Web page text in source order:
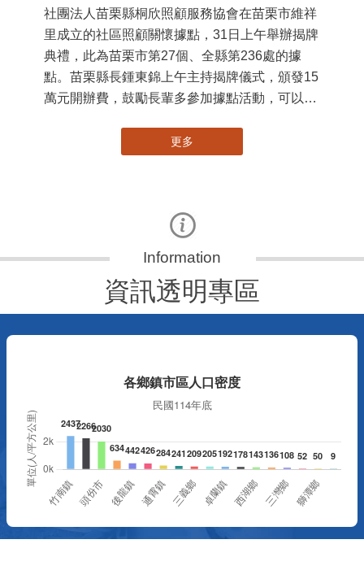
社團法人苗栗縣桐欣照顧服務協會在苗栗市維祥
里成立的社區照顧關懷據點，31日上午舉辦揭牌
典禮，此為苗栗市第27個、全縣第236處的據
點。苗栗縣長鍾東錦上午主持揭牌儀式，頒發15
萬元開辦費，鼓勵長輩多參加據點活動，可以更
更多
資訊透明專區